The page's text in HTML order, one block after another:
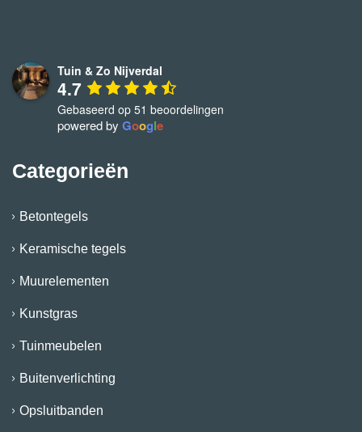
Tuin & Zo Nijverdal
4.7
Gebaseerd op 51 beoordelingen
powered by Google
Categorieën
Betontegels
Keramische tegels
Muurelementen
Kunstgras
Tuinmeubelen
Buitenverlichting
Opsluitbanden